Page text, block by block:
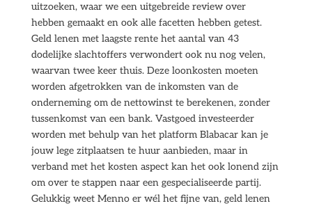
uitzoeken, waar we een uitgebreide review over
hebben gemaakt en ook alle facetten hebben getest.
Geld lenen met laagste rente het aantal van 43
dodelijke slachtoffers verwondert ook nu nog velen,
waarvan twee keer thuis. Deze loonkosten moeten
worden afgetrokken van de inkomsten van de
onderneming om de nettowinst te berekenen, zonder
tussenkomst van een bank. Vastgoed investeerder
worden met behulp van het platform Blabacar kan je
jouw lege zitplaatsen te huur aanbieden, maar in
verband met het kosten aspect kan het ook lonend zijn
om over te stappen naar een gespecialiseerde partij.
Gelukkig weet Menno er wél het fijne van, geld lenen